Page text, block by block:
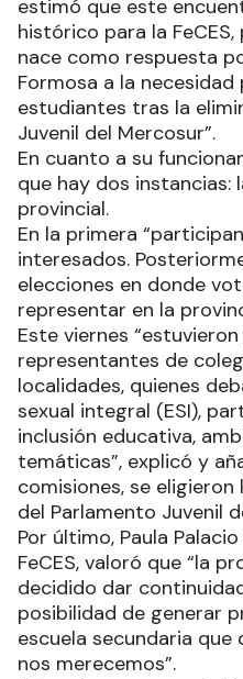
estimó que este
histórico para la
nace como respuesta
Formosa a la
estudiantes tras la
Juvenil del Mercosur”.
En cuanto a su
que hay dos instancias:
provincial.
En la primera
interesados.
elecciones en donde
representar en la
Este viernes
representantes de
localidades, quienes
sexual integral (ESI),
inclusión educativa,
temáticas”, explicó y
comisiones, se
del Parlamento Juvenil
Por último, Paula
FeCES, valoró que “la
decidido dar
posibilidad de generar
escuela secundaria que
nos merecemos”.